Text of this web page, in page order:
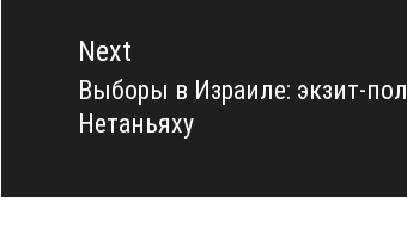
Next
Next
post:
Выборы в Израиле: экзит-
Нетаньяху